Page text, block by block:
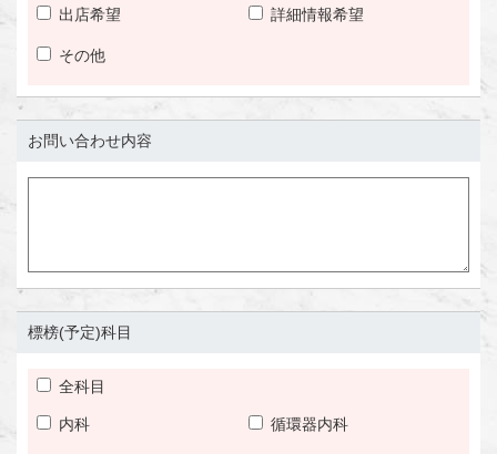
出店希望 詳細情報希望
その他
お問い合わせ内容
標榜(予定)科目
全科目
内科 循環器内科